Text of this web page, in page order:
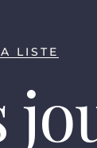
LISTE